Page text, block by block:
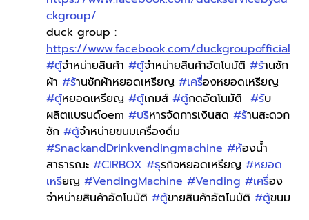
ckgroup/
duck group :
https://www.facebook.com/duckgroupofficial
#ตู้จำหน่ายสินค้า #ตู้จำหน่ายสินค้าอัตโนมัติ #ร้านซัก
ผ้า #ร้านซักผ้าหยอดเหรียญ #เครื่องหยอดเหรียญ
#ตู้หยอดเหรียญ #ตู้เกมส์ #ตู้กดอัตโนมัติ #รับ
ผลิตแบรนด์oem #บริหารจัดการเงินสด #ร้านสะดวก
ซัก #ตู้จำหน่ายขนมเครื่องดื่ม
#SnackandDrinkvendingmachine #ห้องน้ำ
สาธารณะ #CIRBOX #ธุรกิจหยอดเหรียญ #หยอด
เหรียญ #VendingMachine #Vending #เครื่อง
จำหน่ายสินค้าอัตโนมัติ #ตู้ขายสินค้าอัตโนมัติ #ตู้ขนม